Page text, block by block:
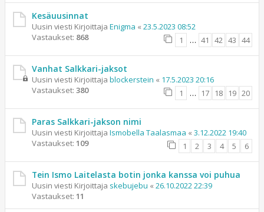
Kesäuusinnat
Uusin viesti Kirjoittaja Enigma « 23.5.2023 08:52
Vastaukset: 868 1 … 41 42 43 44
Vanhat Salkkari-jaksot
Uusin viesti Kirjoittaja blockerstein « 17.5.2023 20:16
Vastaukset: 380 1 … 17 18 19 20
Paras Salkkari-jakson nimi
Uusin viesti Kirjoittaja Ismobella Taalasmaa « 3.12.2022 19:40
Vastaukset: 109 1 2 3 4 5 6
Tein Ismo Laitelasta botin jonka kanssa voi puhua
Uusin viesti Kirjoittaja skebujebu « 26.10.2022 22:39
Vastaukset: 11